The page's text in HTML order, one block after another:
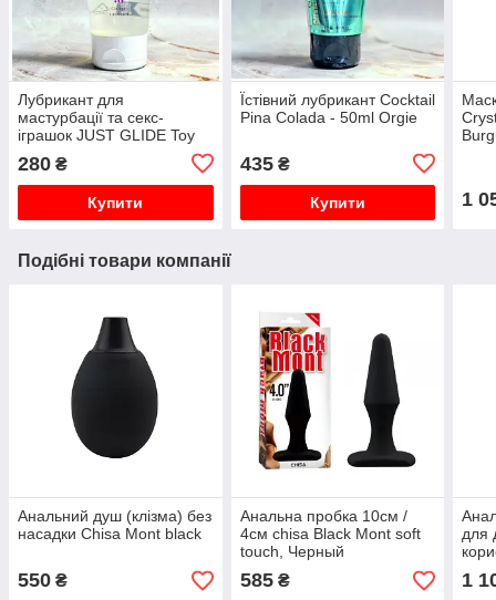
Лубрикант для
мастурбації та секс-
іграшок JUST GLIDE Toy
280 ₴
Купити
Їстівний лубрикант Cocktail
Pina Colada - 50ml Orgie
435₴
Купити 1
Подібні товари компанії
Анальний душ (клізма) без
насадки Chisa Mont black
550 ₴
Анальна пробка 10см /
4см chisa Black Mont soft
touch, Черный
585₴
для
1